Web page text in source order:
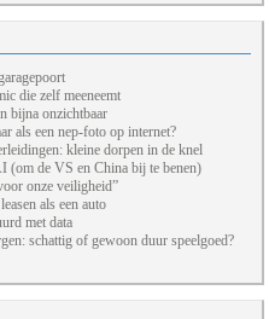
die zelf meeneemt
bijna onzichtbaar
als een nep-foto op internet?
kleine dorpen in de knel
(om de VS en China bij te benen)
onze veiligheid”
als een auto
met data
schattig of gewoon duur speelgoed?